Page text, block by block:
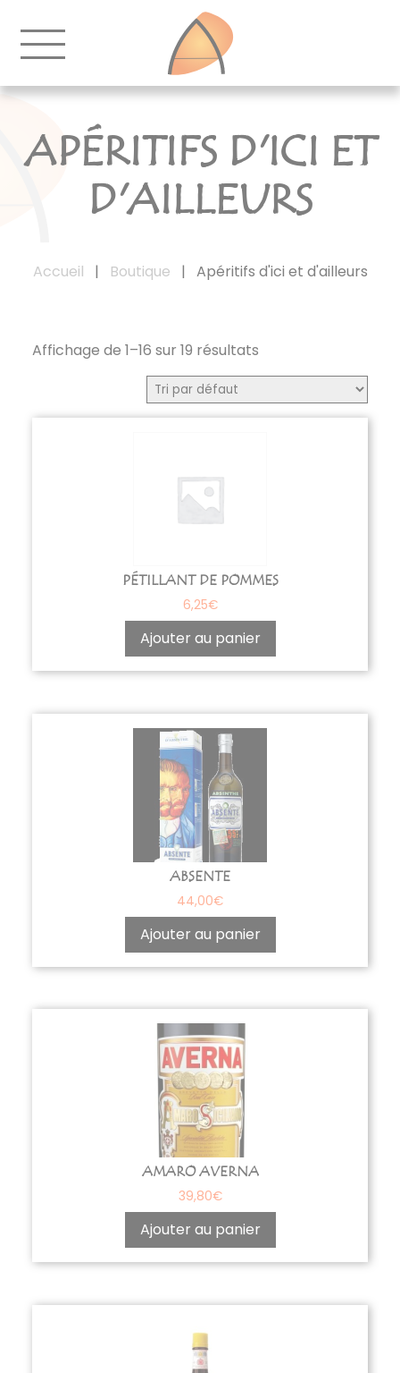
APÉRITIFS D'ICI ET
D'AILLEURS
Accueil | Boutique | Apéritifs d'ici et d'ailleurs
Affichage de 1–16 sur 19 résultats
PÉTILLANT DE POMMES
6,25€
Ajouter au panier
ABSENTE
44,00€
Ajouter au panier
AMARO AVERNA
39,80€
Ajouter au panier